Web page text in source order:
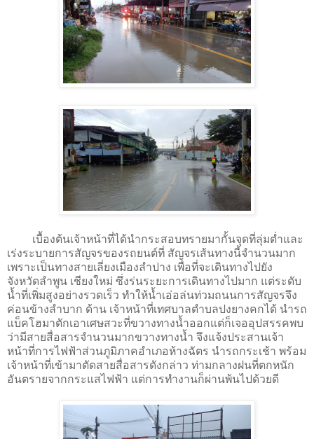
เบื้องต้นเจ้าหน้าที่ได้นำกระสอบทรายมากั้นจุดที่ลุ่มต่ำและ
เร่งระบายการสัญจรของรถยนต์ที่ สัญจรเส้นทางนี้จำนวนมาก
เพราะเป็นทางสายเลี่ยงเมืองลำปาง เพื่อที่จะเดินทางไปยัง
จังหวัดลำพูน เชียงใหม่ ซึ่งร่นระยะการเดินทางไปมาก แต่ระดับ
น้ำที่เพิ่มสูงอย่างรวดเร็ว ทำให้น้ำเอ่อล่นท่วมถนนการสัญจรจึง
ค่อนข้างลำบาก ด้าน เจ้าหน้าที่เทศบาลตำบลปงยางคกได้ นำรถ
แบ็คโฮมาตักเอาเศษสวะที่ขวางทางน้ำออกแต่ก็เจออุปสรรคพบ
ว่ามีสายสื่อสารจำนวนมากขวางทางน้ำ จึงแจ้งประสานเจ้า
หน้าที่การไฟฟ้าส่วนภูมิภาคอำเภอห้างฉัตร นำรถกระเช้า พร้อม
เจ้าหน้าที่เข้ามาตัดสายสื่อสารดังกล่าว ท่ามกลางฝนที่ตกหนัก
อันตรายจากกระแสไฟฟ้า แต่การทำงานก็ผ่านพ้นไปด้วยดี